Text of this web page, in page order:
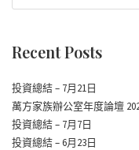
Recent Posts
投資總結 – 7月21日
萬方家族辦公室年度論壇
投資總結 – 7月7日
投資總結 – 6月23日